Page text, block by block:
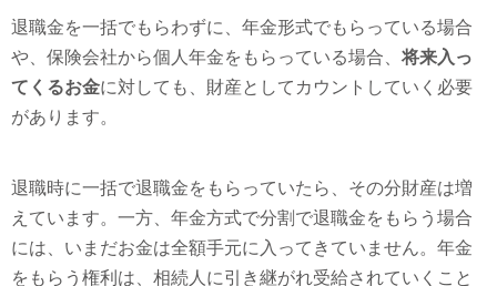
退職金を一括でもらわずに、年金形式でもらっている場合
や、保険会社から個人年金をもらっている場合、将来入っ
てくるお金に対しても、財産としてカウントしていく必要
があります。
退職時に一括で退職金をもらっていたら、その分財産は増
えています。一方、年金方式で分割で退職金をもらう場合
には、いまだお金は全額手元に入ってきていません。年金
をもらう権利は、相続人に引き継がれ受給されていくこと